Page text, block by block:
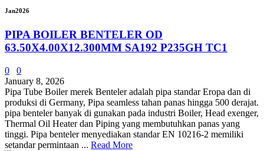
Jan2026
PIPA BOILER BENTELER OD
63.50X4.00X12.300MM SA192 P235GH TC1
0
0
January 8, 2026
Pipa Tube Boiler merek Benteler adalah pipa standar Eropa dan di
produksi di Germany, Pipa seamless tahan panas hingga 500 derajat.
pipa benteler banyak di gunakan pada industri Boiler, Head exenger,
Thermal Oil Heater dan Piping yang membutuhkan panas yang
tinggi. Pipa benteler menyediakan standar EN 10216-2 memiliki
setandar permintaan ... Read More